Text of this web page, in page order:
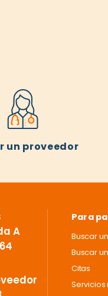
un proveedor
A
Para
Buscar
Buscar
Citas